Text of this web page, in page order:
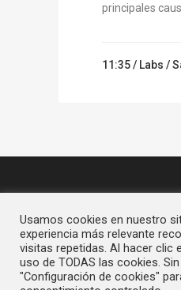
principales
11:35 / Labs /
Usamos cookies en nuestro
experiencia más relevante
visitas repetidas. Al hacer clic
uso de TODAS las cookies.
"Configuración de cookies"